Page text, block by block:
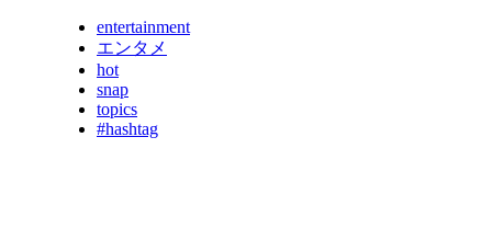
entertainment
エンタメ
hot
snap
topics
#hashtag